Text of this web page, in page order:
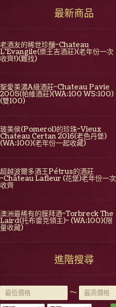
最新商品
老酒友的稀世珍釀~Chateau
L'Evangile(樂王吉酒莊)(老年份一次
收齊!)(難找)
聖愛美濃A級酒莊~Chateau Pavie
2005(帕維酒莊)(WA:100 WS:100)
(雙100)
玻美侯(Pomerol)的珍珠~Vieux
Chateau Certan 2016(老色丹堡)
(WA:100)(老年份一起收藏)
超越波爾多酒王Pétrus的酒莊
~Château Lafleur (花堡)老年份一次
收齊
澳洲最稀有的膜拜酒~Torbreck The
Laird(托布雷克領主)~ (WA:100)(限
量收藏)
進階搜尋
~